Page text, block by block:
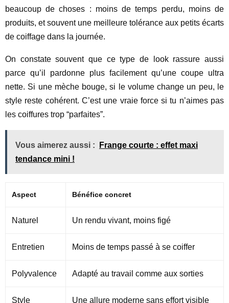
beaucoup de choses : moins de temps perdu, moins de
produits, et souvent une meilleure tolérance aux petits écarts
de coiffage dans la journée.
On constate souvent que ce type de look rassure aussi
parce qu’il pardonne plus facilement qu’une coupe ultra
nette. Si une mèche bouge, si le volume change un peu, le
style reste cohérent. C’est une vraie force si tu n’aimes pas
les coiffures trop “parfaites”.
Vous aimerez aussi :
Frange courte : effet maxi
tendance mini !
Aspect Bénéfice concret
Naturel Un rendu vivant, moins figé
Entretien Moins de temps passé à se coiffer
Polyvalence Adapté au travail comme aux sorties
Style Une allure moderne sans effort visible